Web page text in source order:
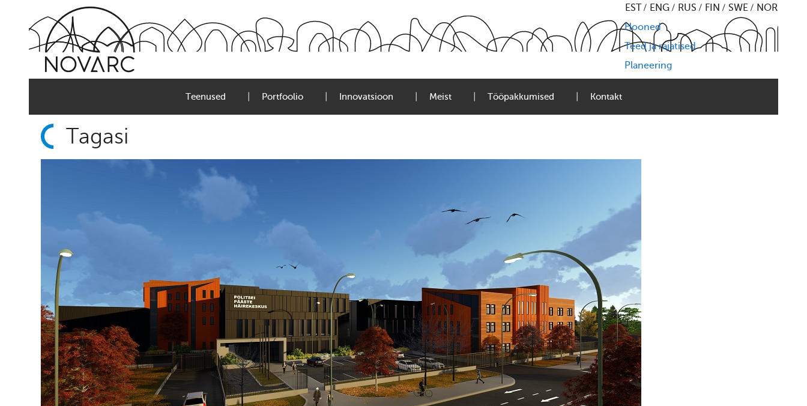
content
EST ENG RUS FIN SWE
NOR
Hooned
Teed ja rajatised
Planeering
Teenused Portfoolio Innovatsioon Meist Tööpakkumised Kontakt
Tagasi